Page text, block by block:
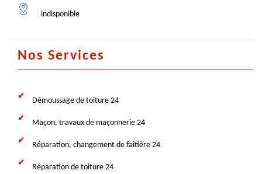
indisponible
Nos Services
Démoussage de toiture 24
Maçon, travaux de maçonnerie 24
Réparation, changement de faîtière 24
Réparation de toiture 24